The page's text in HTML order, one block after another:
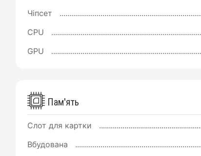
Чіпсет
CPU
GPU
Пам'ять
Слот для картки
Вбудована